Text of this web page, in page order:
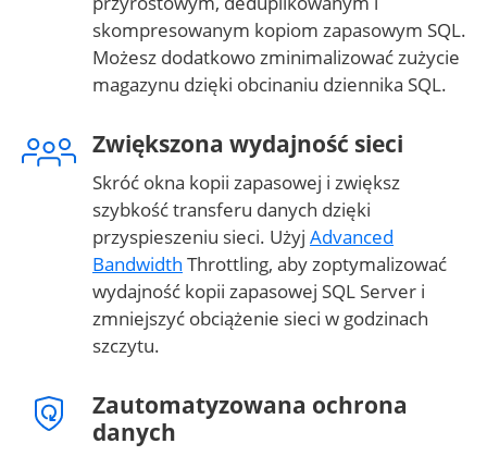
skompresowanym kopiom zapasowym SQL.
Możesz dodatkowo zminimalizować zużycie
magazynu dzięki obcinaniu dziennika SQL.
Zwiększona wydajność sieci
Skróć okna kopii zapasowej i zwiększ
szybkość transferu danych dzięki
przyspieszeniu sieci. Użyj Advanced
Bandwidth Throttling, aby zoptymalizować
wydajność kopii zapasowej SQL Server i
zmniejszyć obciążenie sieci w godzinach
szczytu.
Zautomatyzowana ochrona
danych